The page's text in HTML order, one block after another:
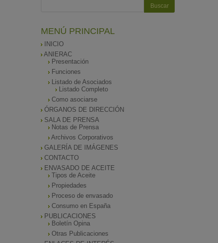
MENÚ PRINCIPAL
INICIO
ANIERAC
Presentación
Funciones
Listado de Asociados
Listado Completo
Como asociarse
ÓRGANOS DE DIRECCIÓN
SALA DE PRENSA
Notas de Prensa
Archivos Corporativos
GALERÍA DE IMÁGENES
CONTACTO
ENVASADO DE ACEITE
Tipos de Aceite
Propiedades
Proceso de envasado
Consumo en España
PUBLICACIONES
Boletín Opina
Otras Publicaciones